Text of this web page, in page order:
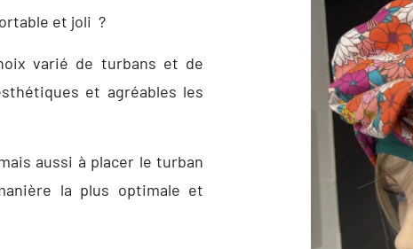
et joli ?
varié de turbans et de
et agréables les
aussi à placer le turban
la plus optimale et